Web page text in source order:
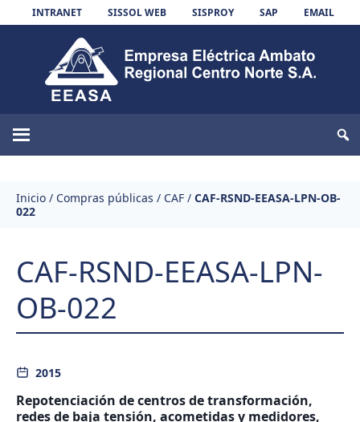
Skip to content
INTRANET SISSOL WEB SISPROY SAP EMAIL
EEASA
Inicio / Compras públicas / CAF / CAF-RSND-EEASA-LPN-OB-
022
CAF-RSND-EEASA-LPN-
OB-022
2015
Repotenciación de centros de transformación,
redes de baja tensión, acometidas y medidores,